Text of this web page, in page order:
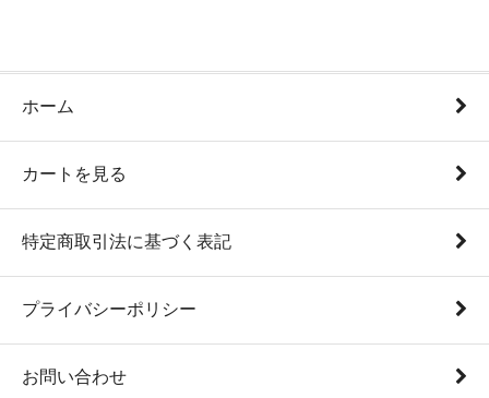
ホーム
カートを見る
特定商取引法に基づく表記
プライバシーポリシー
お問い合わせ